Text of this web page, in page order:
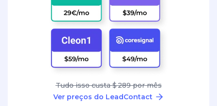
Tudo isso custa $ 289 por mês
Ver preços do LeadContact